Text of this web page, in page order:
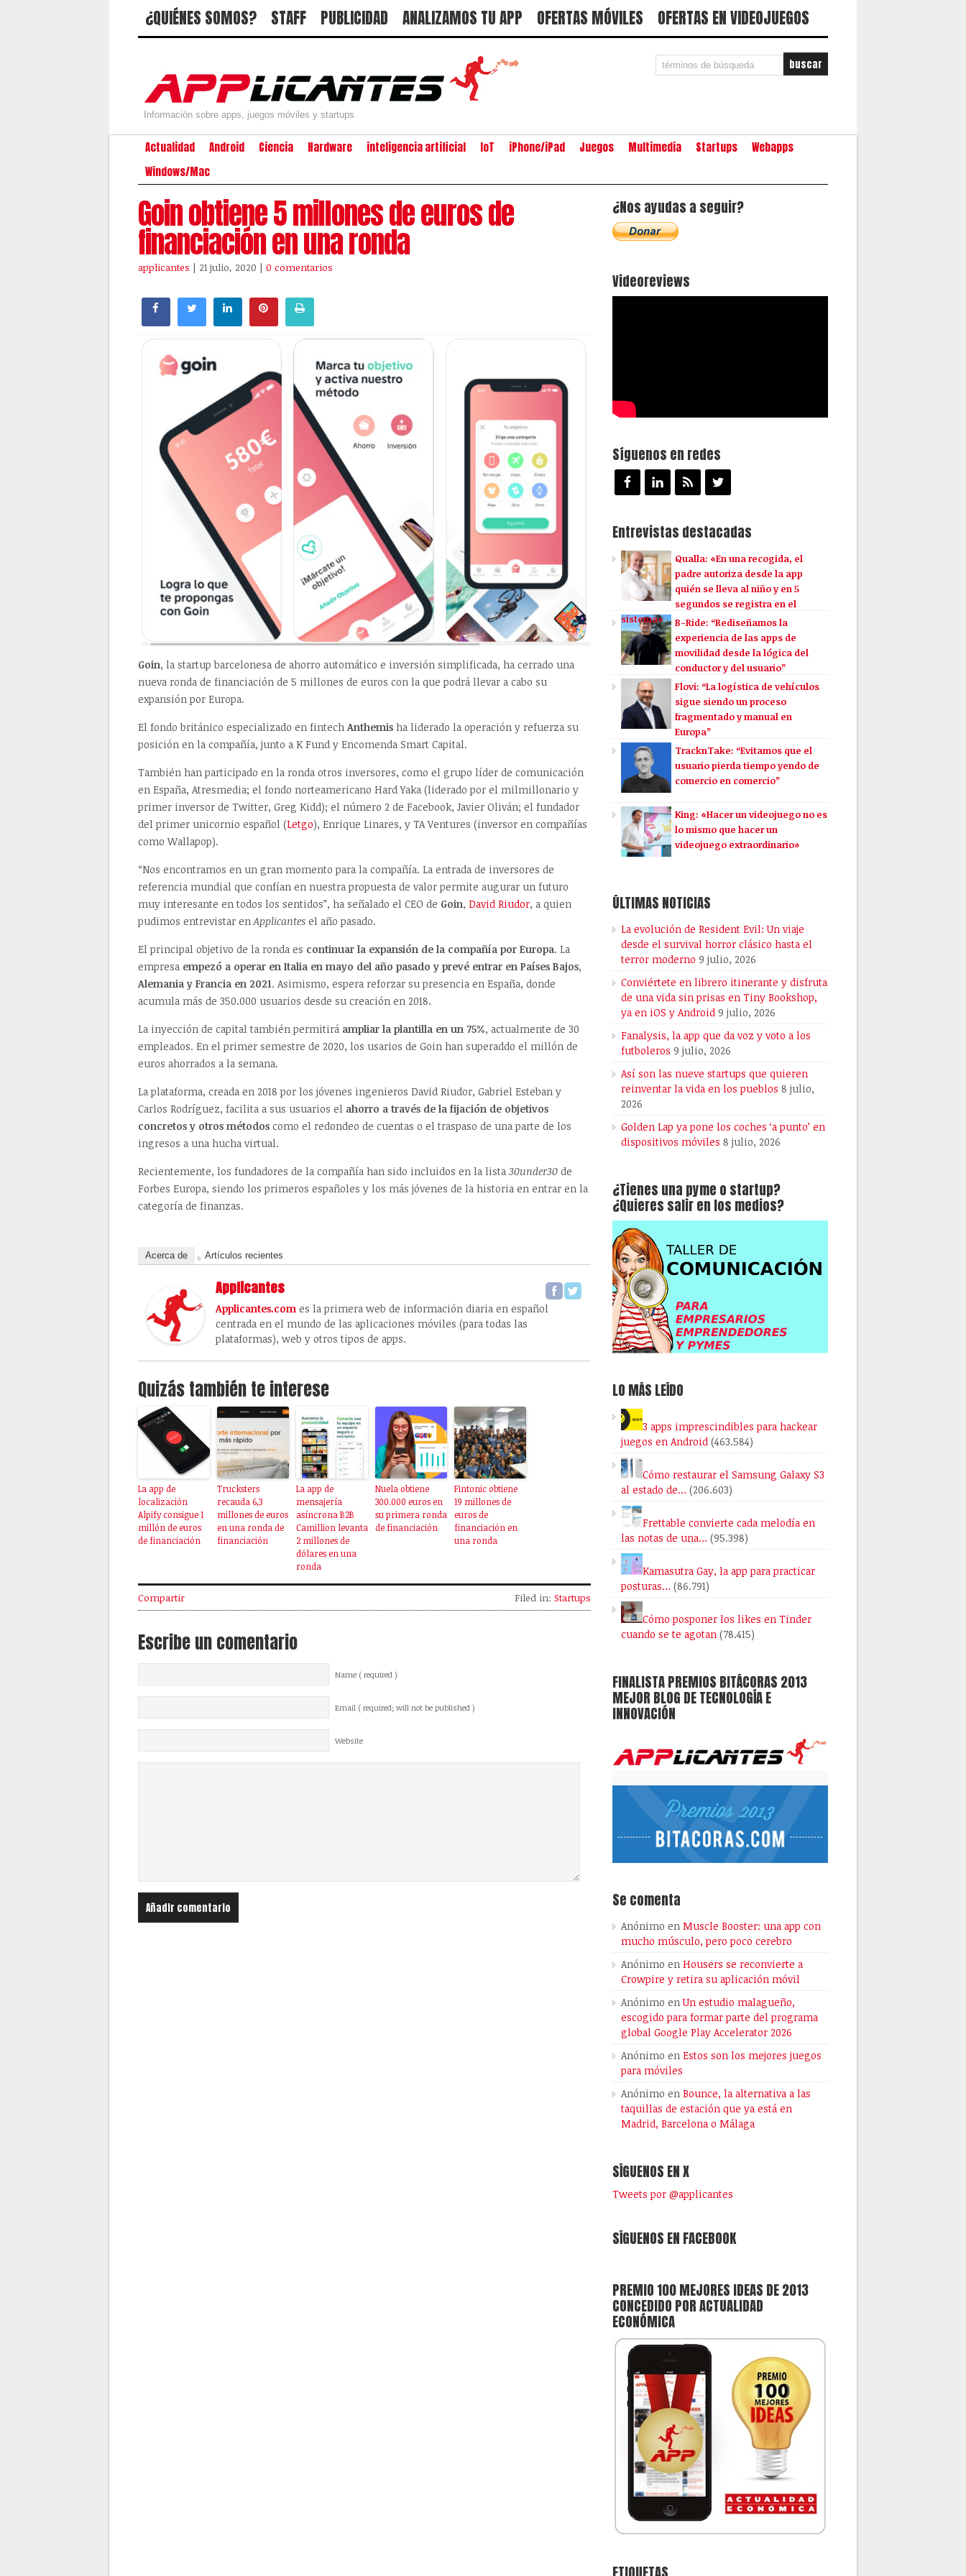
¿QUIÉNES SOMOS? STAFF PUBLICIDAD ANALIZAMOS TU APP OFERTAS MÓVILES OFERTAS EN VIDEOJUEGOS
Información sobre apps, juegos móviles y startups
Actualidad Android Ciencia Hardware inteligencia artificial IoT iPhone/iPad Juegos Multimedia Startups
Webapps
Windows/Mac
Goin obtiene 5 millones de euros de
financiación en una ronda
applicantes | 21 julio, 2020 | 0 comentarios
Goin, la startup barcelonesa de ahorro automático e inversión simplificada, ha cerrado una
nueva ronda de financiación de 5 millones de euros con la que podrá llevar a cabo su
expansión por Europa.
El fondo británico especializado en fintech Anthemis ha liderado la operación y refuerza su
posición en la compañía, junto a K Fund y Encomenda Smart Capital.
También han participado en la ronda otros inversores, como el grupo líder de comunicación
en España, Atresmedia; el fondo norteamericano Hard Yaka (liderado por el milmillonario y
primer inversor de Twitter, Greg Kidd); el número 2 de Facebook, Javier Oliván; el fundador
del primer unicornio español (Letgo), Enrique Linares, y TA Ventures (inversor en compañías
como Wallapop).
“Nos encontramos en un gran momento para la compañía. La entrada de inversores de
referencia mundial que confían en nuestra propuesta de valor permite augurar un futuro
muy interesante en todos los sentidos”, ha señalado el CEO de Goin, David Riudor, a quien
pudimos entrevistar enApplicantes el año pasado.
El principal objetivo de la ronda es continuar la expansión de la compañía por Europa. La
empresa empezó a operar en Italia en mayo del año pasado y prevé entrar en Países Bajos,
Alemania y Francia en 2021. Asimismo, espera reforzar su presencia en España, donde
acumula más de 350.000 usuarios desde su creación en 2018.
La inyección de capital también permitirá ampliar la plantilla en un 75%, actualmente de 30
empleados. En el primer semestre de 2020, los usarios de Goin han superaddo el millón de
euros ahorrados a la semana.
La plataforma, creada en 2018 por los jóvenes ingenieros David Riudor, Gabriel Esteban y
Carlos Rodríguez, facilita a sus usuarios el ahorro a través de la fijación de objetivos
concretos y otros métodos como el redondeo de cuentas o el traspaso de una parte de los
ingresos a una hucha virtual.
Recientemente, los fundadores de la compañía han sido incluidos en la lista 30under30 de
Forbes Europa, siendo los primeros españoles y los más jóvenes de la historia en entrar en la
categoría de finanzas.
Acerca de Artículos recientes
Applicantes
Applicantes.com es la primera web de información diaria en español
centrada en el mundo de las aplicaciones móviles (para todas las
plataformas), web y otros tipos de apps.
Quizás también te interese
La app de
localización
Alpify consigue 1
millón de euros
de financiación
Trucksters
recauda 6,3
millones de euros
en una ronda de
financiación
La app de
mensajería
asíncrona B2B
Camillion levanta
2 millones de
dólares en una
ronda
Nuela obtiene
300.000 euros en
su primera ronda
de financiación
Fintonic obtiene
19 millones de
euros de
financiación en
una ronda
Compartir Filed in: Startups
Escribe un comentario
Name ( required )
Email ( required; will not be published )
Website
¿Nos ayudas a seguir?
Videoreviews
Síguenos en redes
Entrevistas destacadas
Qualla: «En una recogida, el
padre autoriza desde la app
quién se lleva al niño y en 5
segundos se registra en el
sistema»
B-Ride: “Rediseñamos la
experiencia de las apps de
movilidad desde la lógica del
conductor y del usuario”
Flovi: “La logística de vehículos
sigue siendo un proceso
fragmentado y manual en
Europa”
TracknTake: “Evitamos que el
usuario pierda tiempo yendo de
comercio en comercio”
King: «Hacer un videojuego no es
lo mismo que hacer un
videojuego extraordinario»
ÚLTIMAS NOTICIAS
La evolución de Resident Evil: Un viaje
desde el survival horror clásico hasta el
terror moderno 9 julio, 2026
Conviértete en librero itinerante y disfruta
de una vida sin prisas en Tiny Bookshop,
ya en iOS y Android 9 julio, 2026
Fanalysis, la app que da voz y voto a los
futboleros 9 julio, 2026
Así son las nueve startups que quieren
reinventar la vida en los pueblos 8 julio,
2026
Golden Lap ya pone los coches ‘a punto’ en
dispositivos móviles 8 julio, 2026
¿Tienes una pyme o startup?
¿Quieres salir en los medios?
LO MÁS LEÍDO
3 apps imprescindibles para hackear
juegos en Android (463.584)
Cómo restaurar el Samsung Galaxy S3
al estado de… (206.603)
Frettable convierte cada melodía en
las notas de una… (95.398)
Kamasutra Gay, la app para practicar
posturas… (86.791)
Cómo posponer los likes en Tinder
cuando se te agotan (78.415)
FINALISTA PREMIOS BITÁCORAS 2013
MEJOR BLOG DE TECNOLOGÍA E
INNOVACIÓN
Se comenta
Anónimo en Muscle Booster: una app con
mucho músculo, pero poco cerebro
Anónimo en Housers se reconvierte a
Crowpire y retira su aplicación móvil
Anónimo enUn estudio malagueño,
escogido para formar parte del programa
global Google Play Accelerator 2026
Anónimo en Estos son los mejores juegos
para móviles
Anónimo en Bounce, la alternativa a las
taquillas de estación que ya está en
Madrid, Barcelona o Málaga
SÍGUENOS EN X
Tweets por @applicantes
SÍGUENOS EN FACEBOOK
PREMIO 100 MEJORES IDEAS DE 2013
CONCEDIDO POR ACTUALIDAD
ECONÓMICA